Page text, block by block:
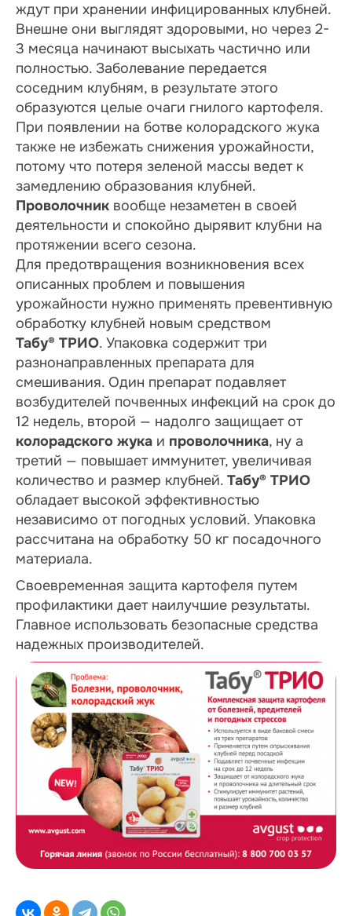
ждут при хранении инфицированных клубней.
Внешне они выглядят здоровыми, но через 2-
3 месяца начинают высыхать частично или
полностью. Заболевание передается
соседним клубням, в результате этого
образуются целые очаги гнилого картофеля.
При появлении на ботве колорадского жука
также не избежать снижения урожайности,
потому что потеря зеленой массы ведет к
замедлению образования клубней.
Проволочник вообще незаметен в своей
деятельности и спокойно дырявит клубни на
протяжении всего сезона.
Для предотвращения возникновения всех
описанных проблем и повышения
урожайности нужно применять превентивную
обработку клубней новым средством
Табу® ТРИО. Упаковка содержит три
разнонаправленных препарата для
смешивания. Один препарат подавляет
возбудителей почвенных инфекций на срок до
12 недель, второй — надолго защищает от
колорадского жука и проволочника, ну а
третий — повышает иммунитет, увеличивая
количество и размер клубней. Табу® ТРИО
обладает высокой эффективностью
независимо от погодных условий. Упаковка
рассчитана на обработку 50 кг посадочного
материала.
Своевременная защита картофеля путем
профилактики дает наилучшие результаты.
Главное использовать безопасные средства
надежных производителей.